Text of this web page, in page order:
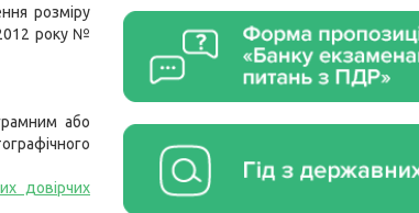
розміру
року №
або
довірчих